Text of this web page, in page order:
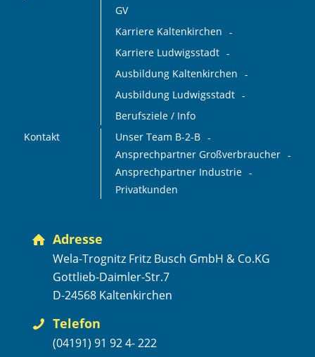
GV
Karriere Kaltenkirchen
Karriere Ludwigsstadt
Ausbildung Kaltenkirchen
Ausbildung Ludwigsstadt
Berufsziele / Info
Kontakt
Unser Team B-2-B
Ansprechpartner Großverbraucher
Ansprechpartner Industrie
Privatkunden
Adresse
Wela-Trognitz Fritz Busch GmbH & Co.KG
Gottlieb-Daimler-Str.7
D-24568 Kaltenkirchen
Telefon
(04191) 91 92 4- 222